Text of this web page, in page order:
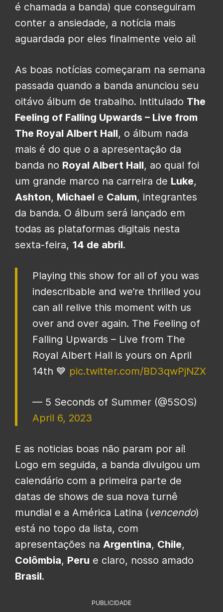
é chamada a banda) que conseguiram
conter a ansiedade, a notícia mais
aguardada por eles finalmente veio aí!
As boas notícias começaram na semana
passada quando a banda anunciou seu
oitávo álbum de trabalho. Intitulado The
Feeling of Falling Upwards – Live from
The Royal Albert Hall, o álbum nada
mais é do que o a apresentação da
banda no Royal Albert Hall, ao qual foi
um grande marco na carreira de Luke,
Ashton, Michael e Calum, integrantes
da banda. O álbum será lançado em
todas as plataformas digitais nesta
sexta-feira, 14 de abril.
Playing this show for all of you was
indescribable and we’re thrilled you
can all relive this moment with us
over and over again. The Feeling of
Falling Upwards – Live from The
Royal Albert Hall is yours on April
14th 💙 pic.twitter.com/BD3qwPjNZX
— 5 Seconds of Summer (@5SOS)
April 6, 2023
E as noticias boas não param por aí!
Logo em seguida, a banda divulgou um
calendário com a primeira parte de
datas de shows de sua nova turnê
mundial e a América Latina (vencendo)
está no topo da lista, com
apresentações na Argentina, Chile,
Colômbia, Peru e claro, nosso amado
Brasil.
PUBLICIDADE